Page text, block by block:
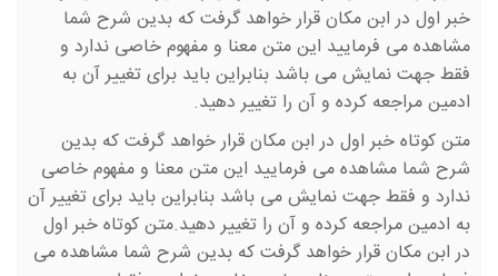
خبر اول در ابن مکان قرار خواهد گرفت که بدین شرح شما
مشاهده می فرمایید این متن معنا و مفهوم خاصی ندارد و
فقط جهت نمایش می باشد بنابراین باید برای تغییر آن به
ادمین مراجعه کرده و آن را تغییر دهید.
متن کوتاه خبر اول در ابن مکان قرار خواهد گرفت که بدین
شرح شما مشاهده می فرمایید این متن معنا و مفهوم خاصی
ندارد و فقط جهت نمایش می باشد بنابراین باید برای تغییر آن
به ادمین مراجعه کرده و آن را تغییر دهید.متن کوتاه خبر اول
در ابن مکان قرار خواهد گرفت که بدین شرح شما مشاهده می